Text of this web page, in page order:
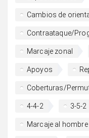
Cambios de
Contraataque/
Marcaje zonal
Apoyos
Coberturas/
4-4-2 3-5-2
Marcaje al hombre